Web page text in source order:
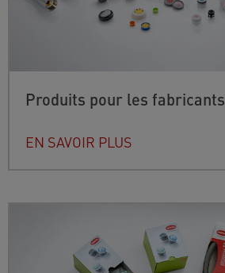
Produits pour les fabricants
EN SAVOIR PLUS